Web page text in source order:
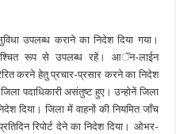
उपलब्ध कराने का निदेश दिया गया।
रूप से उपलब्ध रहें। आॅन-लाईन
करने हेतु प्रचार-प्रसार करने का निदेश
पदाधिकारी असंतुष्ट हुए। उन्होनें जिला
दिया। जिला में वाहनों की नियमित जाँच
रिपोर्ट देने का निदेश दिया। ओभर-